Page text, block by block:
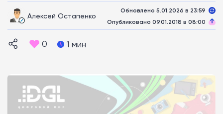
Алексей Остапенко
Обновлено 5.01.2026 в 23:59
Опубликовано 09.01.2018 в 08:00
0 1 мин